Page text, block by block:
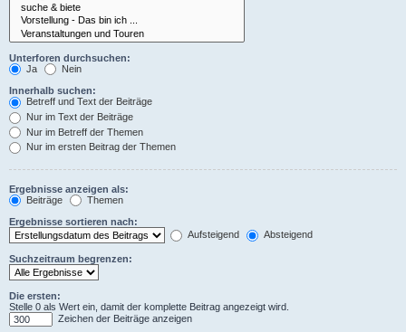
Unterforen durchsuchen:
Ja
Nein
Innerhalb suchen:
Betreff und Text der Beiträge
Nur im Text der Beiträge
Nur im Betreff der Themen
Nur im ersten Beitrag der Themen
Ergebnisse anzeigen als:
Beiträge
Themen
Ergebnisse sortieren nach:
Aufsteigend
Absteigend
Suchzeitraum begrenzen:
Die ersten:
Stelle 0 als Wert ein, damit der komplette Beitrag angezeigt wird.
Zeichen der Beiträge anzeigen